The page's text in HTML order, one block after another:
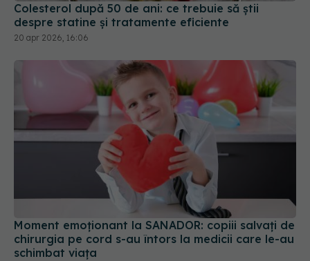
Colesterol după 50 de ani: ce trebuie să știi
despre statine și tratamente eficiente
20 apr 2026, 16:06
Moment emoționant la SANADOR: copiii salvați de
chirurgia pe cord s-au întors la medicii care le-au
schimbat viața